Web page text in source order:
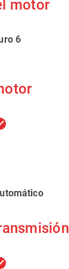
motor
6